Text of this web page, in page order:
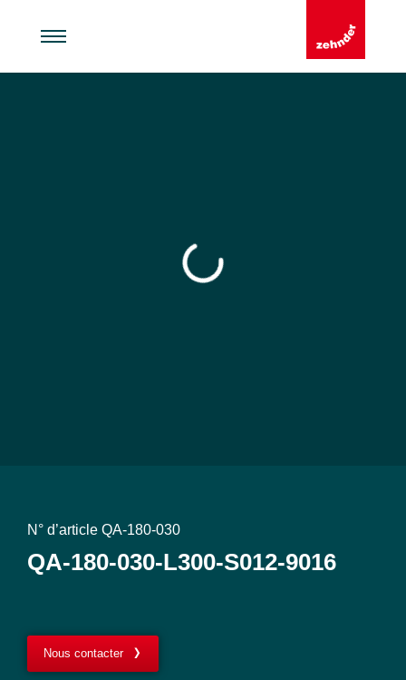
N° d’article QA-180-030
QA-180-030-L300-S012-9016
Nous contacter